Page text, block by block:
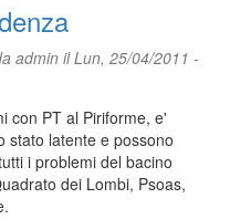
admin il Lun, 25/04/2011 -
con PT al Piriforme, e'
stato latente e possono
i problemi del bacino
dei Lombi, Psoas,